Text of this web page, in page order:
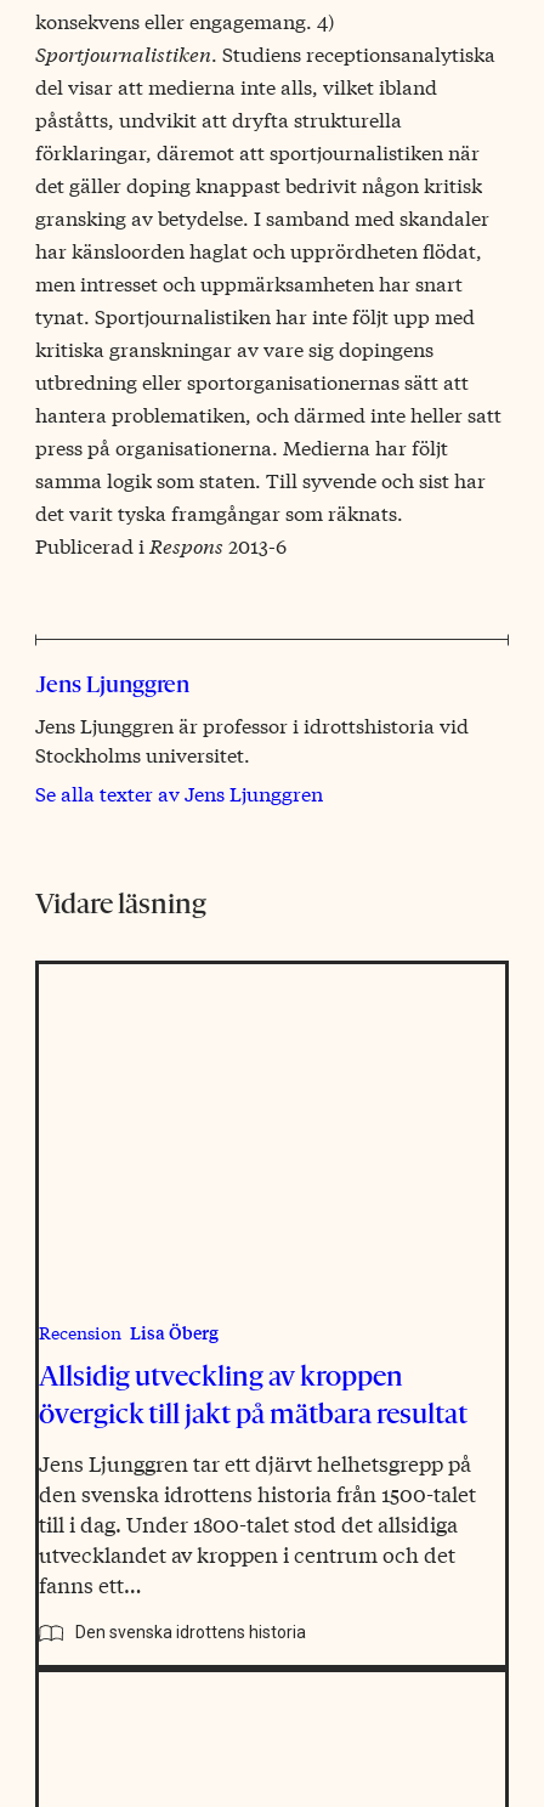
konsekvens eller engagemang. 4)
Sportjournalistiken. Studiens receptionsanalytiska
del visar att medierna inte alls, vilket ibland
påståtts, undvikit att dryfta strukturella
förklaringar, däremot att sportjournalistiken när
det gäller doping knappast bedrivit någon kritisk
gransking av betydelse. I samband med skandaler
har känsloorden haglat och upprördheten flödat,
men intresset och uppmärksamheten har snart
tynat. Sportjournalistiken har inte följt upp med
kritiska granskningar av vare sig dopingens
utbredning eller sportorganisationernas sätt att
hantera problematiken, och därmed inte heller satt
press på organisationerna. Medierna har följt
samma logik som staten. Till syvende och sist har
det varit tyska framgångar som räknats.
Publicerad i Respons 2013-6
Jens Ljunggren
Jens Ljunggren är professor i idrottshistoria vid
Stockholms universitet.
Se alla texter av Jens Ljunggren
Vidare läsning
Recension Lisa Öberg
Allsidig utveckling av kroppen
övergick till jakt på mätbara resultat
Jens Ljunggren tar ett djärvt helhetsgrepp på
den svenska idrottens historia från 1500-talet
till i dag. Under 1800-talet stod det allsidiga
utvecklandet av kroppen i centrum och det
fanns ett…
Den svenska idrottens historia